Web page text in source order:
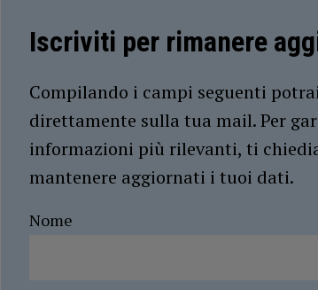
Iscriviti per rimanere
Compilando i campi seguenti
direttamente sulla tua mail. Per
informazioni più rilevanti, ti
mantenere aggiornati i tuoi dati.
Nome